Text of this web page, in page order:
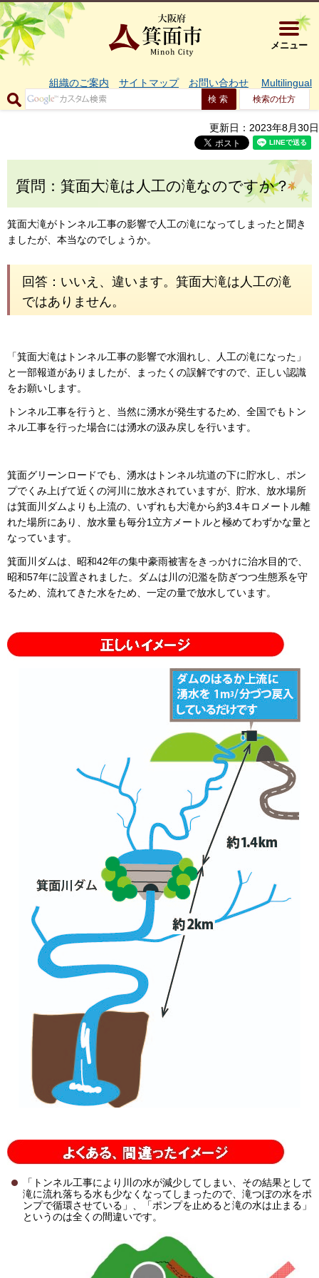
大阪府箕
メニュー
組織のご案内 サイトマップ お問い合わせ Multilingual
検索の仕方
更新日：2023年8月30日
質問：箕面大滝は人工の滝なのですか？
箕面大滝がトンネル工事の影響で人工の滝になってしまったと聞き
ましたが、本当なのでしょうか。
回答：いいえ、違います。箕面大滝は人工の滝
ではありません。
「箕面大滝はトンネル工事の影響で水涸れし、人工の滝になった」
と一部報道がありましたが、まったくの誤解ですので、正しい認識
をお願いします。
トンネル工事を行うと、当然に湧水が発生するため、全国でもトン
ネル工事を行った場合には湧水の汲み戻しを行います。
箕面グリーンロードでも、湧水はトンネル坑道の下に貯水し、ポン
プでくみ上げて近くの河川に放水されていますが、貯水、放水場所
は箕面川ダムよりも上流の、いずれも大滝から約3.4キロメートル離
れた場所にあり、放水量も毎分1立方メートルと極めてわずかな量と
なっています。
箕面川ダムは、昭和42年の集中豪雨被害をきっかけに治水目的で、
昭和57年に設置されました。ダムは川の氾濫を防ぎつつ生態系を守
るため、流れてきた水をため、一定の量で放水しています。
「トンネル工事により川の水が減少してしまい、その結果として
滝に流れ落ちる水も少なくなってしまったので、滝つぼの水をポ
ンプで循環させている」、「ポンプを止めると滝の水は止まる」
というのは全くの間違いです。